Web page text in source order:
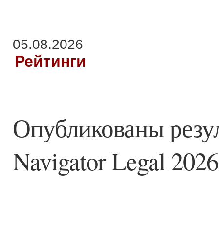
05.08.2026
Рейтинги
Опубликованы
Navigator Legal 2026